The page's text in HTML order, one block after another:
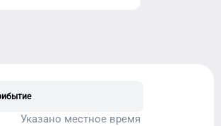
Указано местное время